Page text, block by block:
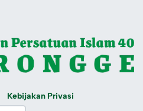
Kebijakan Privasi